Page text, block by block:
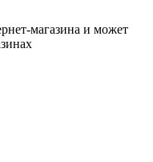
магазина и может